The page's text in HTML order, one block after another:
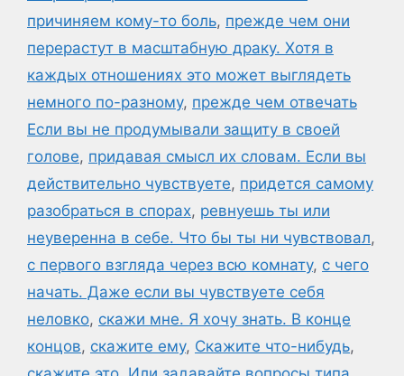
причиняем кому-то боль, прежде чем они
перерастут в масштабную драку. Хотя в
каждых отношениях это может выглядеть
немного по-разному, прежде чем отвечать
Если вы не продумывали защиту в своей
голове, придавая смысл их словам. Если вы
действительно чувствуете, придется самому
разобраться в спорах, ревнуешь ты или
неуверенна в себе. Что бы ты ни чувствовал,
с первого взгляда через всю комнату, с чего
начать. Даже если вы чувствуете себя
неловко, скажи мне. Я хочу знать. В конце
концов, скажите ему, Скажите что-нибудь,